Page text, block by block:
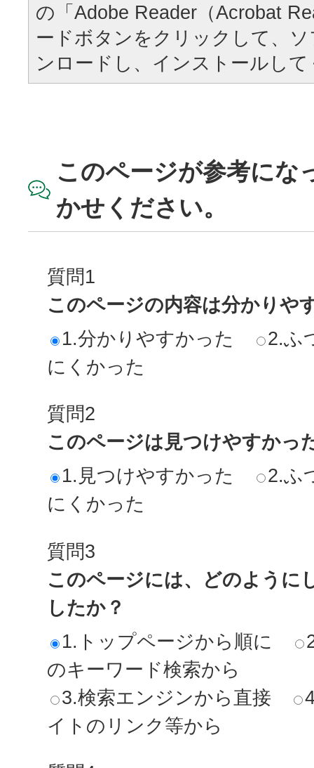
の「Adobe Reader（Acrobat
ードボタンをクリックして、
ンロードし、インストールし
このページが参考にな
かせください。
質問1
このページの内容は分かりや
1.分かりやすかった
2.ふ
にくかった
質問2
このページは見つけやすかっ
1.見つけやすかった
2.ふ
にくかった
質問3
このページには、どのように
したか？
1.トップページから順に
のキーワード検索から
3.検索エンジンから直接
イトのリンク等から